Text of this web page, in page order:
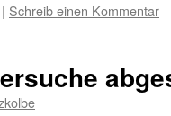
| Schreib einen Kommentar